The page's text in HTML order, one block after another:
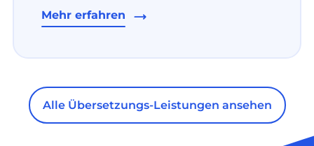
Mehr erfahren
Alle Übersetzungs-Leistungen ansehen